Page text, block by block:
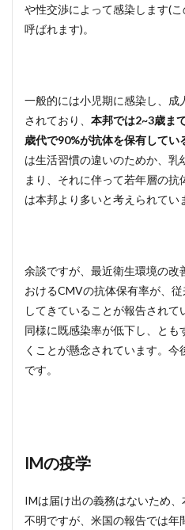
や性交渉によって感染します(
呼ばれます)。
一般的には小児期に感染し、成
されており、 本邦では2~3歳ま
歳代で90%が抗体を保有してい
は生活習慣の違いのためか、乳
まり、それに伴って若年層の
は本邦より多いと考えられてい
余談ですが、最近衛生環境の改
おけるCMVの抗体保有率が、
してきていることが報告され
同様に既感染率が低下し、と
くことが懸念されています。
です。
IMの疫学
IMは届け出の義務はないため
不明ですが、米国の報告では年